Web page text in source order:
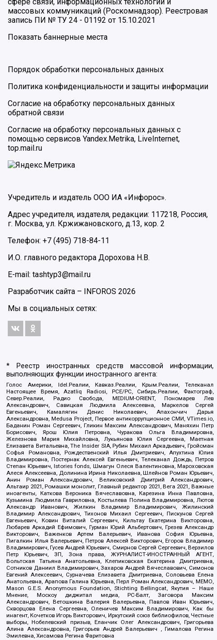
массовых коммуникаций (Роскомнадзор). Реестровая
запись ПИ № ТУ 24 - 01192 от 15.10.2021
Показать баннерные места
Порядок обработки персональных данных
Политика конфиденциальности и защиты информации
Согласие на обработку персональных данных
обратной связи
Согласие на обработку персональных данных с
помощью сервисов Yandex.Metrika, LiveInternet,
top.mail.ru
Учредитель и издатель ООО ИА «Инфорос».
Адрес учредителя, издателя, редакции: 117218, Россия,
г. Москва, ул. Кржижановского, д.13, кор. 2
Телефон: +7 (495) 718-84-11
И.О. главного редактора Дорохова Н.В.
E-mail: tashtyp3@mail.ru
Разработчик сайта – INFOROS 2026
Мы в социальных сетях:
* Реестр иностранных средств массовой информации,
выполняющих функции иностранного агента:
Голос Америки, Idel.Реалии, Кавказ.Реалии, Крым.Реалии, Телеканал
Настоящее Время, Azatliq Radiosi, PCE/PC, Сибирь.Реалии, Фактограф,
Север.Реалии, Радио Свобода, MEDIUM-ORIENT, Пономарев Лев
Александрович, Савицкая Людмила Алексеевна, Маркелов Сергей
Евгеньевич, Камалягин Денис Николаевич, Апахончич Дарья
Александровна, Medusa Project, Первое антикоррупционное СМИ, VTimes.io,
Баданин Роман Сергеевич, Гликин Максим Александрович, Маняхин Петр
Борисович, Ярош Юлия Петровна, Чуракова Ольга Владимировна,
Железнова Мария Михайловна, Лукьянова Юлия Сергеевна, Маетная
Елизавета Витальевна, The Insider SIA, Рубин Михаил Аркадьевич, Гройсман
Софья Романовна, Рождественский Илья Дмитриевич, Апухтина Юлия
Владимировна, Постернак Алексей Евгеньевич, Телеканал Дождь, Петров
Степан Юрьевич, Istories fonds, Шмагун Олеся Валентиновна, Мароховская
Алеся Алексеевна, Долинина Ирина Николаевна, Шлейнов Роман Юрьевич,
Анин Роман Александрович, Великовский Дмитрий Александрович,
Альтаир 2021, Ромашки монолит, Главный редактор 2021, Вега 2021, Важные
иноагенты, Каткова Вероника Вячеславовна, Карезина Инна Павловна,
Кузьмина Людмила Гавриловна, Костылева Полина Владимировна, Лютов
Александр Иванович, Жилкин Владимир Владимирович, Жилинский
Владимир Александрович, Тихонов Михаил Сергеевич, Пискунов Сергей
Евгеньевич, Ковин Виталий Сергеевич, Кильтау Екатерина Викторовна,
Любарев Аркадий Ефимович, Гурман Юрий Альбертович, Грезев Александр
Викторович, Важенков Артем Валерьевич, Иванова София Юрьевна,
Пигалкин Илья Валерьевич, Петров Алексей Викторович, Егоров Владимир
Владимирович, Гусев Андрей Юрьевич, Смирнов Сергей Сергеевич, Верзилов
Петр Юрьевич, ЗП, Зона права, ЖУРНАЛИСТ-ИНОСТРАННЫЙ АГЕНТ,
Вольтская Татьяна Анатольевна, Клепиковская Екатерина Дмитриевна,
Сотников Даниил Владимирович, Захаров Андрей Вячеславович, Симонов
Евгений Алексеевич, Сурначева Елизавета Дмитриевна, Соловьева Елена
Анатольевна, Арапова Галина Юрьевна, Перл Роман Александрович, МЕМО,
Mason G.E.S. Anonymous Foundation, Stichting Bellingcat, Якутия – Наше
Мнение, Москоу диджитал медиа, РС-Балт, Заговора Максим
Александрович, Ветошкина Валерия Валерьевна, Павлов Иван Юрьевич,
Скворцова Елена Сергеевна, Оленичев Максим Владимирович, Как бы
инагент, Кочетков Игорь Викторович, Иркутский союз библиофилов, Честные
выборы, Нобелевский призыв, Еланчик Олег Александрович, Григорьева
Алина Александровна, Григорьев Андрей Валерьевич , Гималова Регина
Эмилевна, Хисамова Регина Фаритовна